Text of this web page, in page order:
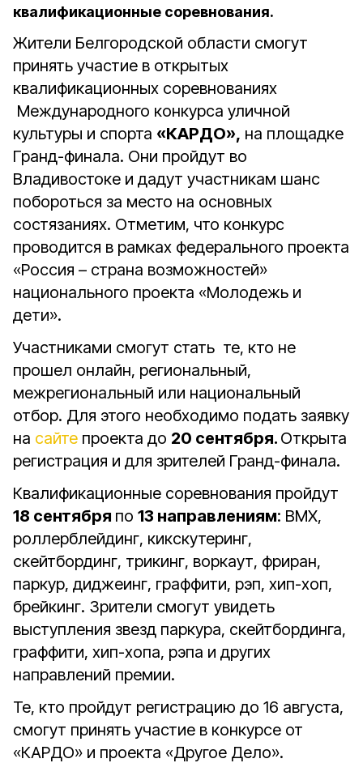
квалификационные соревнования.
Жители Белгородской области смогут
принять участие в открытых
квалификационных соревнованиях
Международного конкурса уличной
культуры и спорта «КАРДО», на площадке
Гранд-финала. Они пройдут во
Владивостоке и дадут участникам шанс
побороться за место на основных
состязаниях. Отметим, что конкурс
проводится в рамках федерального проекта
«Россия – страна возможностей»
национального проекта «Молодежь и
дети».
Участниками смогут стать те, кто не
прошел онлайн, региональный,
межрегиональный или национальный
отбор. Для этого необходимо подать заявку
на сайте проекта до 20 сентября. Открыта
регистрация и для зрителей Гранд-финала.
Квалификационные соревнования пройдут
18 сентября по 13 направлениям: BMX,
роллерблейдинг, кикскутеринг,
скейтбординг, трикинг, воркаут, фриран,
паркур, диджеинг, граффити, рэп, хип-хоп,
брейкинг. Зрители смогут увидеть
выступления звезд паркура, скейтбординга,
граффити, хип-хопа, рэпа и других
направлений премии.
Те, кто пройдут регистрацию до 16 августа,
смогут принять участие в конкурсе от
«КАРДО» и проекта «Другое Дело».